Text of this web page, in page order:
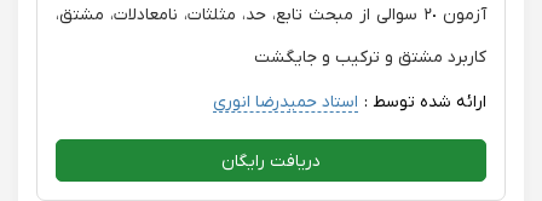
آزمون ٢٠ سوالی از مبحث تابع، حد، مثلثات، نامعادلات، مشتق،
کاربرد مشتق و ترکیب و جایگشت
ارائه شده توسط : استاد حمیدرضا انوری
دریافت رایگان